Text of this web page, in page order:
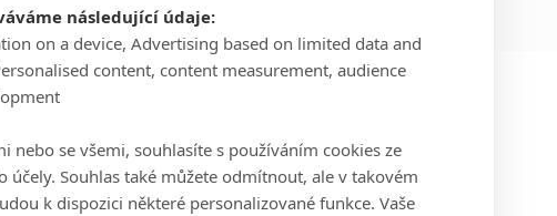
znovu mimozemšťana Alfa?
20 letech mění český
následující údaje:
on a device, Advertising based on limited data and
content, content measurement, audience
nebo se všemi, souhlasíte s používáním cookies ze
Souhlas také můžete odmítnout, ale v takovém
k dispozici některé personalizované funkce. Vaše